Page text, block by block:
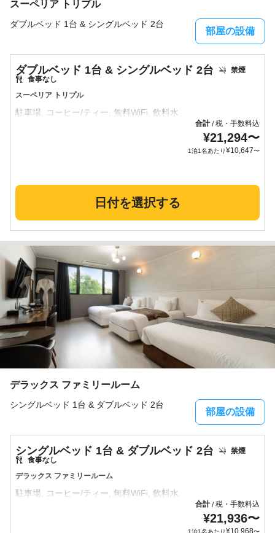
スーペリア トリプル
ダブルベッド 1台 & シングルベッド 2台
部屋の設備
スーペリア トリプル
禁煙
食事なし
ダブルベッド 1台 & シングルベッド 2台
合計/税・手数料込
¥21,294〜
1泊1名あたり¥10,647〜
日付を選択する
デラックス ファミリールーム
シングルベッド 1台 & ダブルベッド 2台
部屋の設備
デラックス ファミリールーム
禁煙
食事なし
シングルベッド 1台 & ダブルベッド 2台
合計/税・手数料込
¥21,936〜
1泊1名あたり¥10,968〜